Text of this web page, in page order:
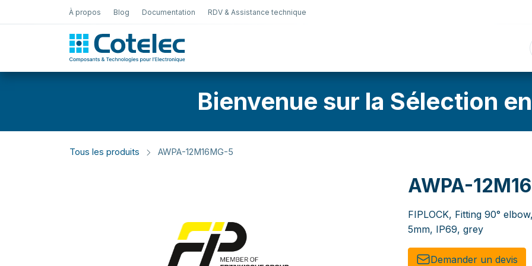
À propos Blog Documentation RDV & Assistance technique
Sélection en
Bienvenue sur la Sélection
Tous les produits AWPA-12M16MG-5
AWPA-
FIPLOCK, Fitting 90°
5mm, IP69, grey
Demander un de​​vis​​